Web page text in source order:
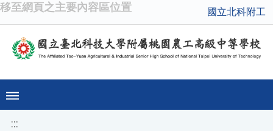
移至網頁之主要內容區位置 國立北科附工
:::